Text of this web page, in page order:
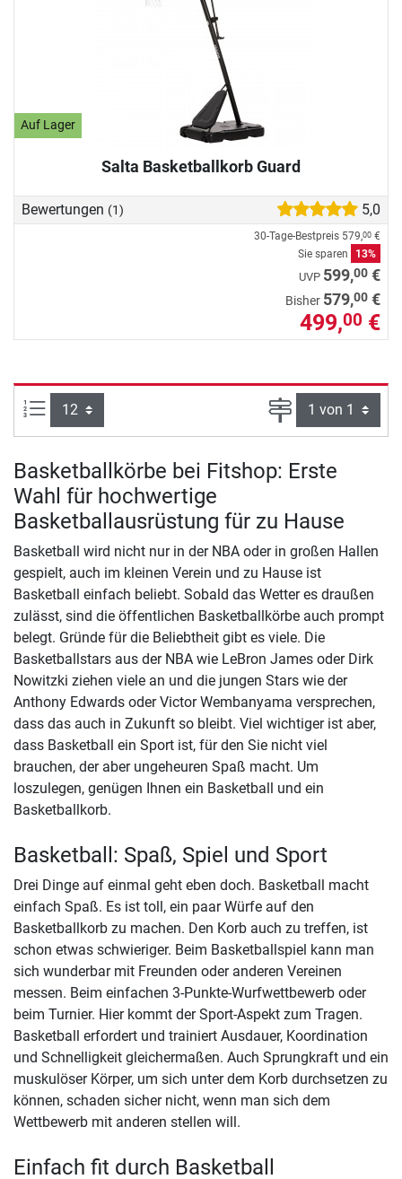
Auf Lager
Salta Basketballkorb Guard
Bewertungen (1) 5,0
30-Tage-Bestpreis 579,00 €
Sie sparen
13%
UVP 599,00 €
Bisher 579,00 €
499,00 €
Artikel pro Seite: Seite
Basketballkörbe bei Fitshop: Erste
Wahl für hochwertige
Basketballausrüstung für zu Hause
Basketball wird nicht nur in der NBA oder in großen Hallen
gespielt, auch im kleinen Verein und zu Hause ist
Basketball einfach beliebt. Sobald das Wetter es draußen
zulässt, sind die öffentlichen Basketballkörbe auch prompt
belegt. Gründe für die Beliebtheit gibt es viele. Die
Basketballstars aus der NBA wie LeBron James oder Dirk
Nowitzki ziehen viele an und die jungen Stars wie der
Anthony Edwards oder Victor Wembanyama versprechen,
dass das auch in Zukunft so bleibt. Viel wichtiger ist aber,
dass Basketball ein Sport ist, für den Sie nicht viel
brauchen, der aber ungeheuren Spaß macht. Um
loszulegen, genügen Ihnen ein Basketball und ein
Basketballkorb.
Basketball: Spaß, Spiel und Sport
Drei Dinge auf einmal geht eben doch. Basketball macht
einfach Spaß. Es ist toll, ein paar Würfe auf den
Basketballkorb zu machen. Den Korb auch zu treffen, ist
schon etwas schwieriger. Beim Basketballspiel kann man
sich wunderbar mit Freunden oder anderen Vereinen
messen. Beim einfachen 3-Punkte-Wurfwettbewerb oder
beim Turnier. Hier kommt der Sport-Aspekt zum Tragen.
Basketball erfordert und trainiert Ausdauer, Koordination
und Schnelligkeit gleichermaßen. Auch Sprungkraft und ein
muskulöser Körper, um sich unter dem Korb durchsetzen zu
können, schaden sicher nicht, wenn man sich dem
Wettbewerb mit anderen stellen will.
Einfach fit durch Basketball